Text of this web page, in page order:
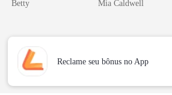
Betty Mia Caldwell
Reclame seu bônus no App